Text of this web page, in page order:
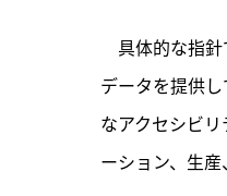
具体的な指針
データを提供
なアクセシビ
ーション、生